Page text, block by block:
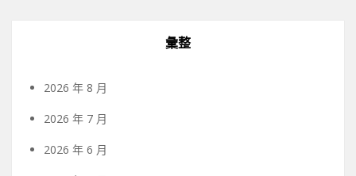
彙整
2026 年 8 月
2026 年 7 月
2026 年 6 月